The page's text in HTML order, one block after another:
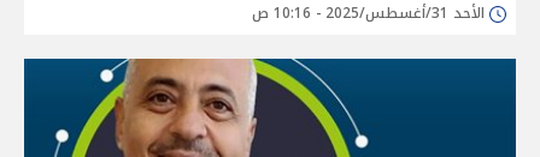
الأحد 31/أغسطس/2025 - 10:16 ص